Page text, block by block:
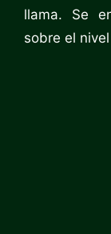
llama. Se
sobre el